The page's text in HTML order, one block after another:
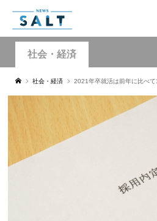
社会・経済
社会・経済 2021年卒就活は前年に比べ